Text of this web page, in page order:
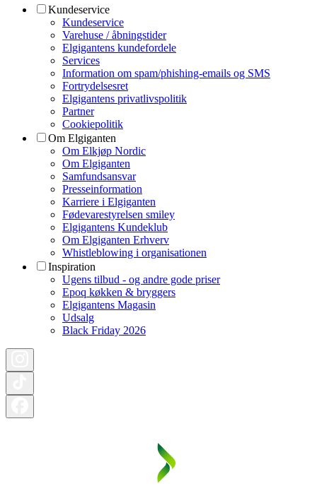
Kundeservice
Kundeservice
Varehuse / åbningstider
Elgigantens kundefordele
Services
Information om spam/phishing-emails og SMS
Fortrydelsesret
Elgigantens privatlivspolitik
Partner
Cookiepolitik
Om Elgiganten
Om Elkjøp Nordic
Om Elgiganten
Samfundsansvar
Presseinformation
Karriere i Elgiganten
Fødevarestyrelsen smiley
Elgigantens Kundeklub
Om Elgiganten Erhverv
Whistleblowing i organisationen
Inspiration
Ugens tilbud - og andre gode priser
Epoq køkken & bryggers
Elgigantens Magasin
Udsalg
Black Friday 2026